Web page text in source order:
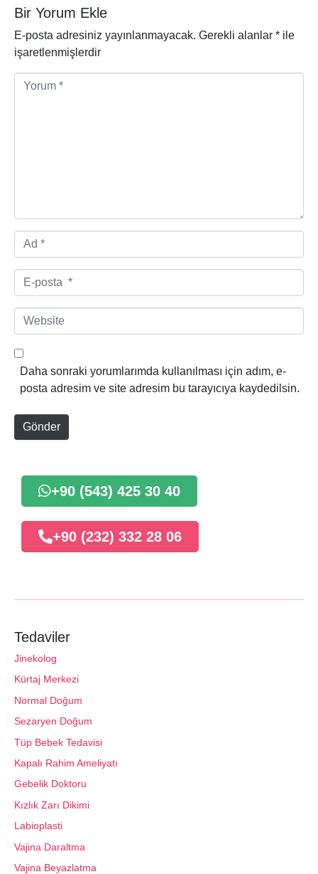
Bir Yorum Ekle
E-posta adresiniz yayınlanmayacak. Gerekli alanlar * ile
işaretlenmişlerdir
d
*
-
p
t
W
e
b
e
Daha sonraki yorumlarımda kullanılması için adım, e-
posta adresim ve site adresim bu tarayıcıya kaydedilsin.
Gönder
+90 (543) 425 30 40
+90 (232) 332 28 06
Tedaviler
Jinekolog
Kürtaj Merkezi
Normal Doğum
Sezaryen Doğum
Tüp Bebek Tedavisi
Kapalı Rahim Ameliyatı
Gebelik Doktoru
Kızlık Zarı Dikimi
Labioplasti
Vajina Daraltma
Vajina Beyazlatma